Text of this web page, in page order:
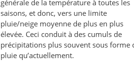
générale de la température à toutes les
saisons, et donc, vers une limite
pluie/neige moyenne de plus en plus
élevée. Ceci conduit à des cumuls de
précipitations plus souvent sous forme
pluie qu’actuellement.